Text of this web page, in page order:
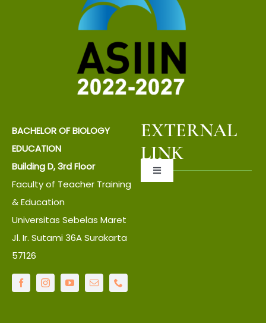
BACHELOR OF BIOLOGY
EDUCATION
Building D, 3rd Floor
Faculty of Teacher Training
& Education
Universitas Sebelas Maret
Jl. Ir. Sutami 36A Surakarta
57126
EXTERNAL
LINK
Toggle
About UNS
About Faculty
IT Center